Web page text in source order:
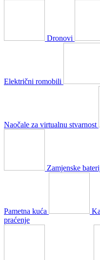
Dronovi
Električni romobili
Naočale za virtualnu stvarnost
Zamjenske
Pametna kuća
praćenje